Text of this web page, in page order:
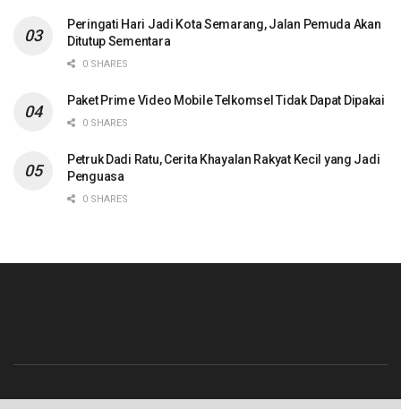
Peringati Hari Jadi Kota Semarang, Jalan Pemuda Akan
Ditutup Sementara
0 SHARES
Paket Prime Video Mobile Telkomsel Tidak Dapat Dipakai
0 SHARES
Petruk Dadi Ratu, Cerita Khayalan Rakyat Kecil yang Jadi
Penguasa
0 SHARES